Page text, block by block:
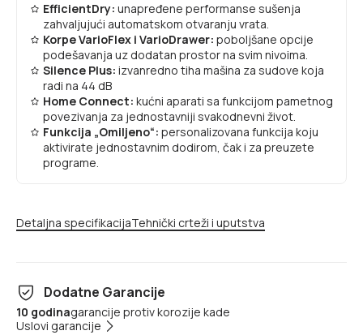
EfficientDry: unapređene performanse sušenja
zahvaljujući automatskom otvaranju vrata.
Korpe VarioFlex i VarioDrawer: poboljšane opcije
podešavanja uz dodatan prostor na svim nivoima.
Silence Plus: izvanredno tiha mašina za sudove koja
radi na 44 dB
Home Connect: kućni aparati sa funkcijom pametnog
povezivanja za jednostavniji svakodnevni život.
Funkcija „Omiljeno“: personalizovana funkcija koju
aktivirate jednostavnim dodirom, čak i za preuzete
programe.
Detaljna specifikacijaTehnički crteži i uputstva
Dodatne Garancije
10 godinagarancije protiv korozije kade
Uslovi garancije